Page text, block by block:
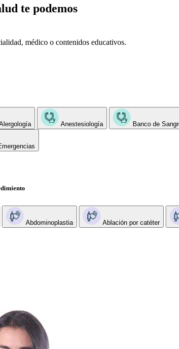
te podemos
médico o contenidos educativos.
Anestesiología Banco de
Abdominoplastia Ablación por catéter